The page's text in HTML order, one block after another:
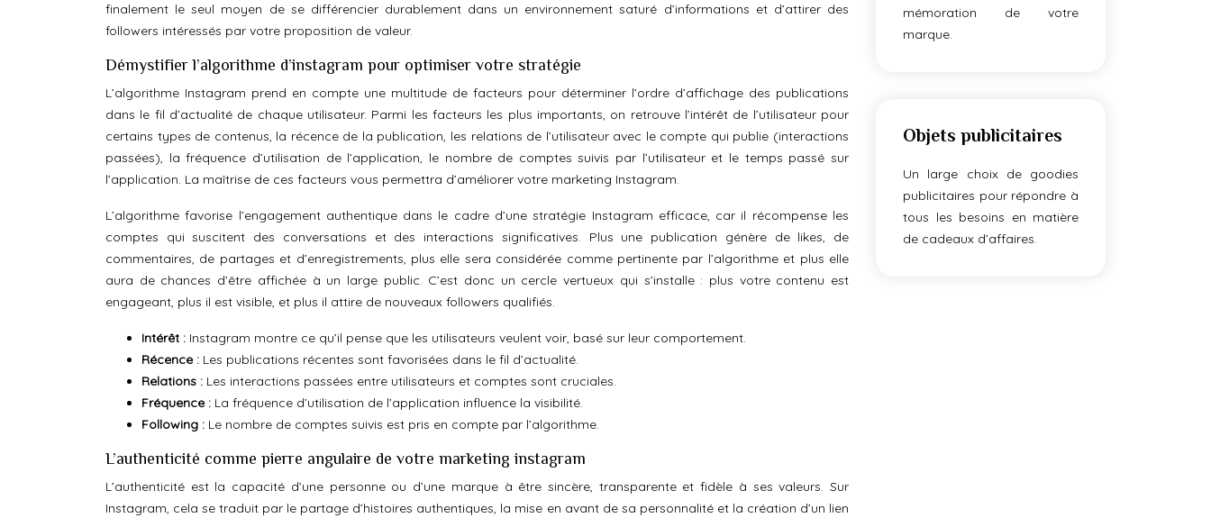
finalement le seul moyen de se différencier durablement dans un environnement saturé d’informations et d’attirer des
followers intéressés par votre proposition de valeur.
Démystifier l’algorithme d’instagram pour optimiser votre stratégie
L’algorithme Instagram prend en compte une multitude de facteurs pour déterminer l’ordre d’affichage des publications
dans le fil d’actualité de chaque utilisateur. Parmi les facteurs les plus importants, on retrouve l’intérêt de l’utilisateur pour
certains types de contenus, la récence de la publication, les relations de l’utilisateur avec le compte qui publie (interactions
passées), la fréquence d’utilisation de l’application, le nombre de comptes suivis par l’utilisateur et le temps passé sur
l’application. La maîtrise de ces facteurs vous permettra d’améliorer votre marketing Instagram.
L’algorithme favorise l’engagement authentique dans le cadre d’une stratégie Instagram efficace, car il récompense les
comptes qui suscitent des conversations et des interactions significatives. Plus une publication génère de likes, de
commentaires, de partages et d’enregistrements, plus elle sera considérée comme pertinente par l’algorithme et plus elle
aura de chances d’être affichée à un large public. C’est donc un cercle vertueux qui s’installe : plus votre contenu est
engageant, plus il est visible, et plus il attire de nouveaux followers qualifiés.
Intérêt : Instagram montre ce qu’il pense que les utilisateurs veulent voir, basé sur leur comportement.
Récence : Les publications récentes sont favorisées dans le fil d’actualité.
Relations : Les interactions passées entre utilisateurs et comptes sont cruciales.
Fréquence : La fréquence d’utilisation de l’application influence la visibilité.
Following : Le nombre de comptes suivis est pris en compte par l’algorithme.
L’authenticité comme pierre angulaire de votre marketing instagram
L’authenticité est la capacité d’une personne ou d’une marque à être sincère, transparente et fidèle à ses valeurs. Sur
Instagram, cela se traduit par le partage d’histoires authentiques, la mise en avant de sa personnalité et la création d’un lien
mémoration de votre
marque.
Objets publicitaires
Un large choix de goodies
publicitaires pour répondre à
tous les besoins en matière
de cadeaux d’affaires.